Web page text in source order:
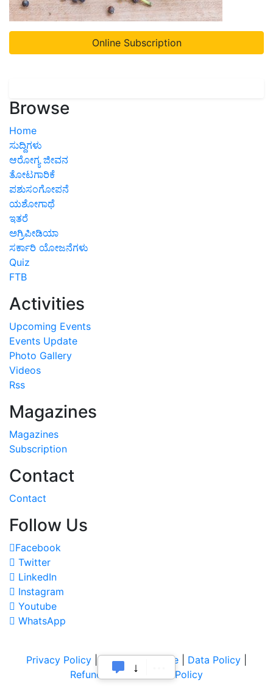
Online Subscription
Browse
Home
ಸುದ್ದಿಗಳು
ಆರೋಗ್ಯ ಜೀವನ
ತೋಟಗಾರಿಕೆ
ಪಶುಸಂಗೋಪನೆ
ಯಶೋಗಾಥೆ
ಇತರೆ
ಅಗ್ರಿಪೀಡಿಯಾ
ಸರ್ಕಾರಿ ಯೋಜನೆಗಳು
Quiz
FTB
Activities
Upcoming Events
Events Update
Photo Gallery
Videos
Rss
Magazines
Magazines
Subscription
Contact
Contact
Follow Us
Facebook
Twitter
LinkedIn
Instagram
Youtube
WhatsApp
Privacy Policy |Terms of Service Data Policy
Refund & Cancellation Policy